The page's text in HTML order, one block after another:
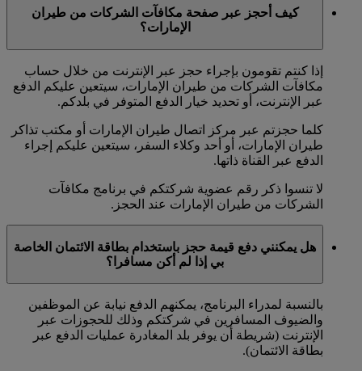
كيف أحجز عبر صفحة مكافآت الشركات من طيران
الإمارات؟
إذا كنتم تقومون بإجراء حجز عبر الإنترنت من خلال حساب
مكافآت الشركات من طيران الإمارات، سيتعين عليكم الدفع
عبر الإنترنت، أو تحديد خيار الدفع المتوفر في بلدكم.
كلما حجزتم عبر مركز اتصال طيران الإمارات أو مكتب تذاكر
طيران الإمارات، أو أحد وكلاء السفر، سيتعين عليكم إجراء
الدفع عبر القناة ذاتها.
لا تنسوا ذكر رقم عضوية شركتكم في برنامج مكافآت
الشركات من طيران الإمارات عند الحجز.
هل يمكنني دفع قيمة حجز باستخدام بطاقة الائتمان الخاصة
بي إذا لم أكن مسافرا؟
بالنسبة لمدراء البرنامج، يمكنهم الدفع نيابة عن الموظفين
والضيوف المسافرين في شركتكم وذلك للحجوزات عبر
الإنترنت (شريطة أن يوفر بلد المغادرة عمليات الدفع عبر
بطاقة الائتمان).